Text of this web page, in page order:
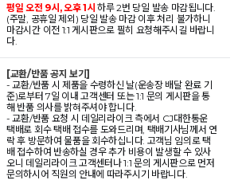
평일 오전 9시, 오후 1시하루 2번 당일 발송 마감됩니다.
(주말, 공휴일 제외) 당일 발송 마감 이후 처리 불가하니
마감시간 이전 1:1 게시판으로 필히 요청해주시길 바랍니
다.
[교환/반품 공지 보기]
- 교환/반품 시 제품을 수령하신 날(운송장 배달 완료 기
준)로부터 7일 이내 고객센터 또는 1:1 문의 게시판을 통
해 반품 의사를 밝혀주셔야 합니다.
- 교환/반품 요청 시 데일리라이크 측에서 CJ대한통운
택배로 회수 택배 접수를 도와드리며, 택배기사님께서 연
락 후 방문하여 물품을 회수하십니다. 고객님 임의로 택
배 접수하여 반송하실 경우 추가 비용이 발생할 수 있사
오니 데일리라이크 고객센터나 1:1 문의 게시판으로 먼저
문의하시어 직원의 안내에 따라주시기 바랍니다.